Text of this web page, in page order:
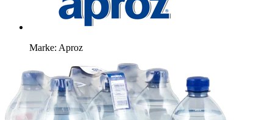
Marke: Aproz